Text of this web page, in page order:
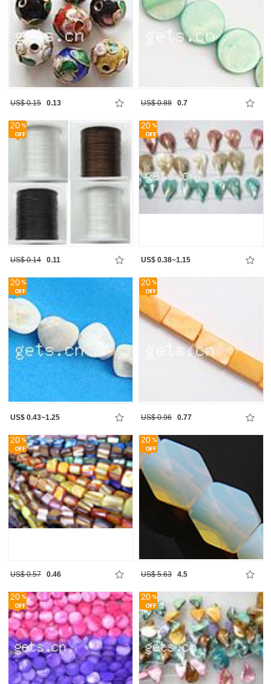
US$ 0.15 0.13 US$ 0.88 0.7
20
US$ 0.14 0.11
20
US$ 0.38~1.15
20
US$ 0.43~1.25
20
US$ 0.96 0.77
20
US$ 0.57 0.46
20
US$ 5.63 4.5
20 20